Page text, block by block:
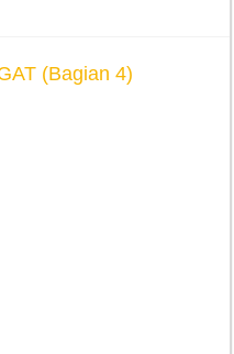
(Bagian 4)